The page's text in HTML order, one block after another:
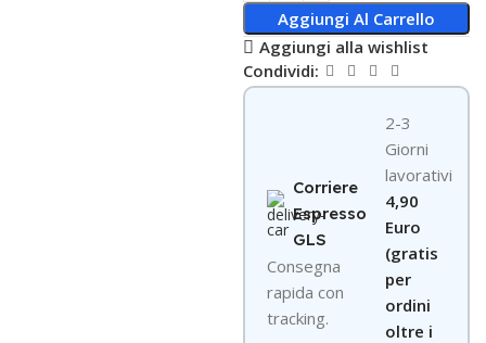
Aggiungi Al Carrello
Aggiungi alla wishlist
Condividi:
Corriere
Espresso
GLS
Consegna
rapida con
tracking.
2-3
Giorni
lavorativi
4,90
Euro
(gratis
per
ordini
oltre i